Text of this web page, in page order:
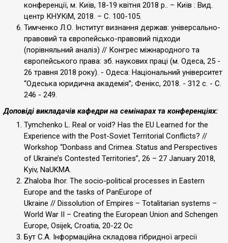
конференції, м. Київ, 18-19 квітня 2018 р.. – Київ : Вид.
центр КНУКіМ, 2018. – С. 100-105.
Тимченко Л.О. Інститут визнання держав: універсально-
правовий та європейсько-правовий підходи
(порівняльний аналіз) // Конгрес міжнародного та
європейського права: зб. наукових праці (м. Одеса, 25 -
26 травня 2018 року). - Одеса: Національний університет
“Одеська юридична академія”; Фенікс, 2018. - 312 с. - С.
246 - 249.
Доповіді викладачів кафедри на семінарах та конференціях:
Tymchenko L. Real or void? Has the EU Learned for the
Experience with the Post-Soviet Territorial Conflicts? //
Workshop “Donbass and Crimea. Status and Perspectives
of Ukraine’s Contested Territories”, 26 – 27 January 2018,
Kyiv, NaUKMA.
Zhaloba Ihor. The socio-political processes in Eastern
Europe and the tasks of PanEurope of
Ukraine // Dissolution of Empires – Totalitarian systems –
World War II – Creating the European Union and Schengen
Europe, Osijek, Croatia, 20-22 Oс
Бут С.А. Інформаційна складова гібридної агресії